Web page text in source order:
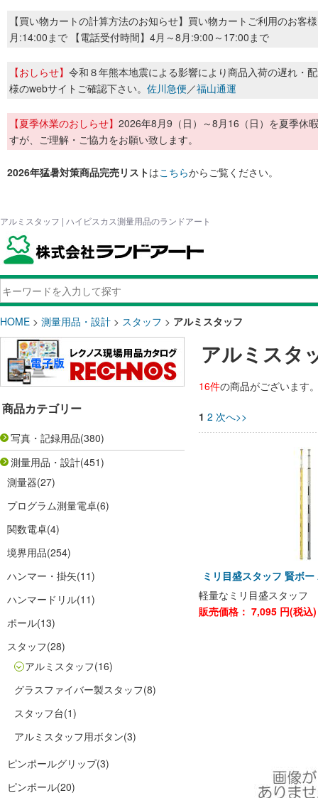
【買い物カートの計算方法のお知らせ】買い物カートご利用のお客
月:14:00まで 【電話受付時間】4月～8月:9:00～17:00まで
【おしらせ】 令和８年熊本地震による影響により商品入荷の遅れ・
様のwebサイトご確認下さい。 佐川急便／福山通運
【夏季休業のおしらせ】 2026年8月9（日）～8月16（日）を夏季休
すが、ご理解・ご協力をお願い致します。
2026年猛暑対策商品完売リストはこちらからご覧ください。
アルミスタッフ | ハイビスカス測量用品のランドアート
HOME > 測量用品・設計 > スタッフ > アルミスタッフ
商品カテゴリー
写真・記録用品(380)
測量用品・設計(451)
測量器(27)
プログラム測量電卓(6)
関数電卓(4)
境界用品(254)
ハンマー・掛矢(11)
ハンマードリル(11)
ポール(13)
スタッフ(28)
アルミスタッフ(16)
グラスファイバー製スタッフ(8)
スタッフ台(1)
アルミスタッフ用ボタン(3)
ピンポールグリップ(3)
ピンポール(20)
アルミスタ
16件の商品がございます
1 2 次へ>>
ミリ目盛スタッフ 賢ボ
軽量なミリ目盛スタッフ
販売価格： 7,095 円(税